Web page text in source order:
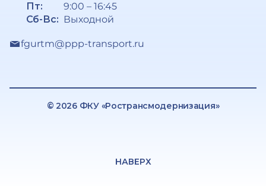
Пт:
Сб-Вс:
9:00 – 16:45
Выходной
fgurtm@ppp-transport.ru
© 2026 ФКУ «Ространсмодернизация»
НАВЕРХ